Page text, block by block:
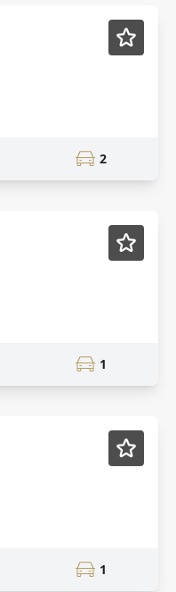
Mobiliado
2
Mobiliado
1
Mobiliado
1